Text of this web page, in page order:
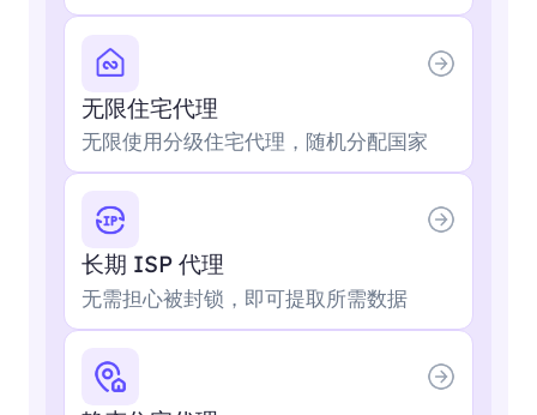
无限住宅代理
无限使用分级住宅代理，随机分配国家
长期 ISP 代理
无需担心被封锁，即可提取所需数据